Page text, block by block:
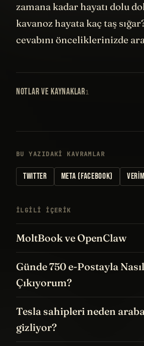
zamana kadar hayatı dolu
kavanoz hayata kaç taş
cevabını önceliklerinizde
NOTLAR VE KAYNAKLAR1
BU YAZIDAKI KAVRAMLAR
TWITTER META (FACEBOOK)
İLGILI IÇERIK
MoltBook ve OpenClaw
Günde 750 e-Postayla
Çıkıyorum?
Tesla sahipleri neden
gizliyor?